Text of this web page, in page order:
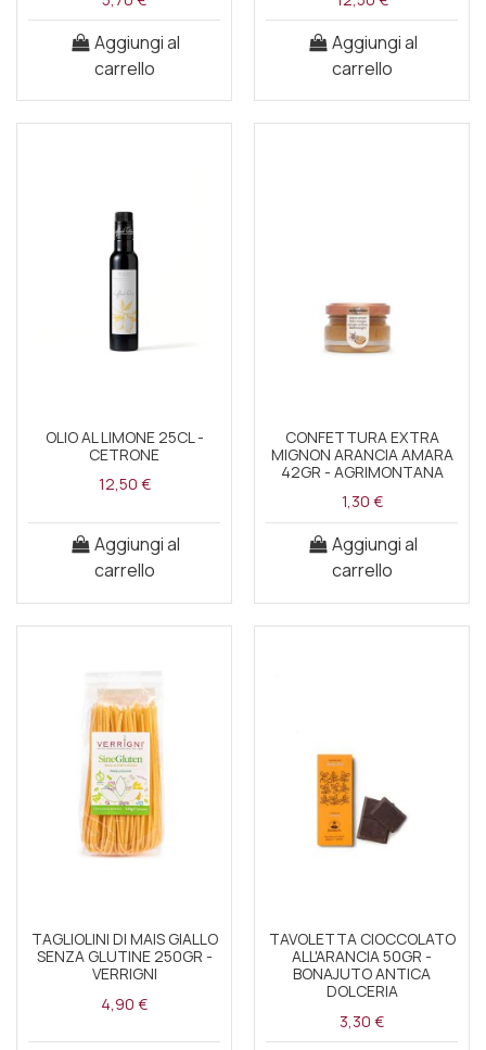
Aggiungi al
carrello
Aggiungi al
carrello
OLIO AL LIMONE 25CL -
CETRONE
12,50 €
Aggiungi al
carrello
CONFETTURA EXTRA
MIGNON ARANCIA AMARA
42GR - AGRIMONTANA
1,30 €
Aggiungi al
carrello
TAGLIOLINI DI MAIS GIALLO
SENZA GLUTINE 250GR -
VERRIGNI
4,90 €
TAVOLETTA CIOCCOLATO
ALL'ARANCIA 50GR -
BONAJUTO ANTICA
DOLCERIA
3,30 €